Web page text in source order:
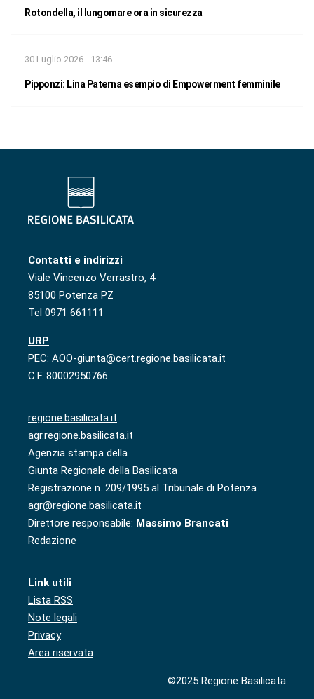
Rotondella, il lungomare ora in sicurezza
30 Luglio 2026 - 13:46
Pipponzi: Lina Paterna esempio di Empowerment femminile
Contatti e indirizzi
Viale Vincenzo Verrastro, 4
85100 Potenza PZ
Tel 0971 661111
URP
PEC: AOO-giunta@cert.regione.basilicata.it
C.F. 80002950766
regione.basilicata.it
agr.regione.basilicata.it
Agenzia stampa della
Giunta Regionale della Basilicata
Registrazione n. 209/1995 al Tribunale di Potenza
agr@regione.basilicata.it
Direttore responsabile: Massimo Brancati
Redazione
Link utili
Lista RSS
Note legali
Privacy
Area riservata
©2025 Regione Basilicata